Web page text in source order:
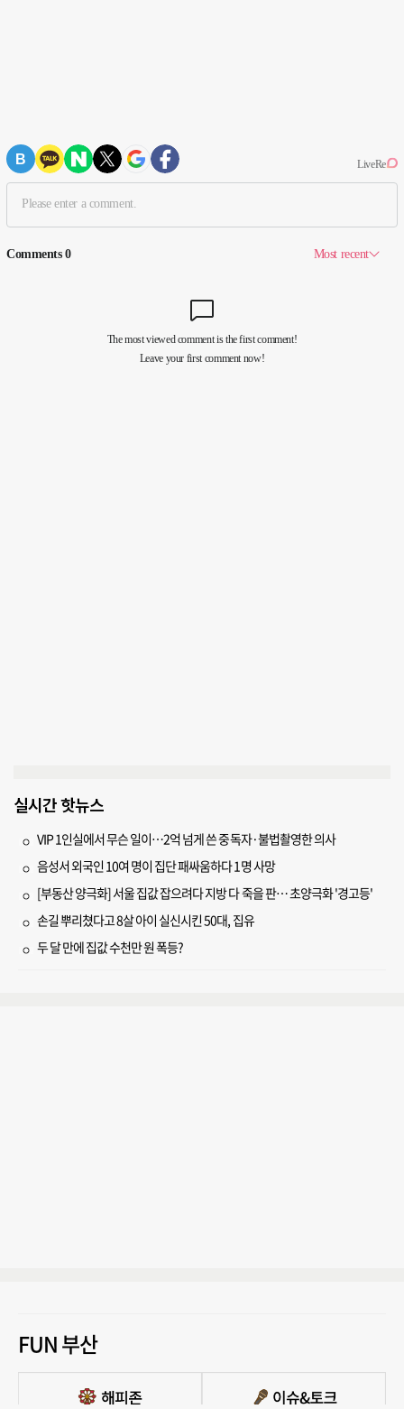
실시간 핫뉴스
VIP 1인실에서 무슨 일이…2억 넘게 쓴 중독자·불법촬영한 의사
음성서 외국인 10여 명이 집단 패싸움하다 1명 사망
[부동산 양극화] 서울 집값 잡으려다 지방 다 죽을 판… 초양극화 '경고등'
손길 뿌리쳤다고 8살 아이 실신시킨 50대, 집유
두 달 만에 집값 수천만 원 폭등?
FUN 부산